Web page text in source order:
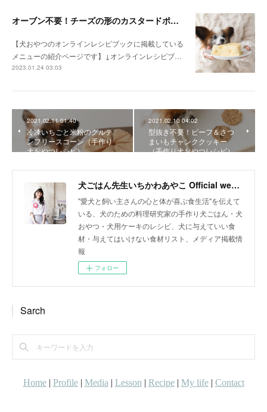
オーブン不要！チーズの形のカスタードポテトケーキ（手作り犬おやつレシピ）
【犬おやつのオンラインレシピブックに掲載している
メニューの紹介ページです】↓オンラインレシピブ…
2023.01.24 03:03
2021.02.11 01:40
冷凍いちごと米粉のグルテ
ンフリースコーン（手作り
犬おやつレシピ）
2021.02.10 04:02
型抜き不要！ビーフ＆さつ
まいもチャンククッキー
（手作り犬おやつレシピ）
犬ごはん先生いちかわあやこ Official web site
"愛犬と飼い主さんの心と体が喜ぶ食生活"を伝えて
いる、犬のための料理研究家の手作り犬ごはん・犬
おやつ・犬用ケーキのレシピ、犬に与えていい食
材・与えてはいけない食材リスト、メディア掲載情
報
フォロー
Sarch